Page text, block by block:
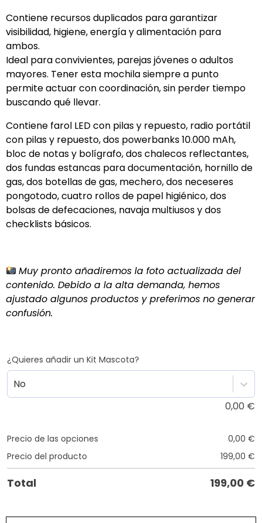
Contiene recursos duplicados para garantizar
visibilidad, higiene, energía y alimentación para
ambos.
Ideal para convivientes, parejas jóvenes o adultos
mayores. Tener esta mochila siempre a punto
permite actuar con coordinación, sin perder tiempo
buscando qué llevar.
Contiene farol LED con pilas y repuesto, radio portátil
con pilas y repuesto, dos powerbanks 10.000 mAh,
bloc de notas y bolígrafo, dos chalecos reflectantes,
dos fundas estancas para documentación, hornillo de
gas, dos botellas de gas, mechero, dos neceseres
pongotodo, cuatro rollos de papel higiénico, dos
bolsas de defecaciones, navaja multiusos y dos
checklists básicos.
Muy pronto añadiremos la foto actualizada del
contenido. Debido a la alta demanda, hemos
ajustado algunos productos y preferimos no generar
confusión.
¿Quieres añadir un Kit Mascota?
No
0,00 €
Precio de las opciones 0,00 €
Precio del producto
199,00 €
Total 199,00 €